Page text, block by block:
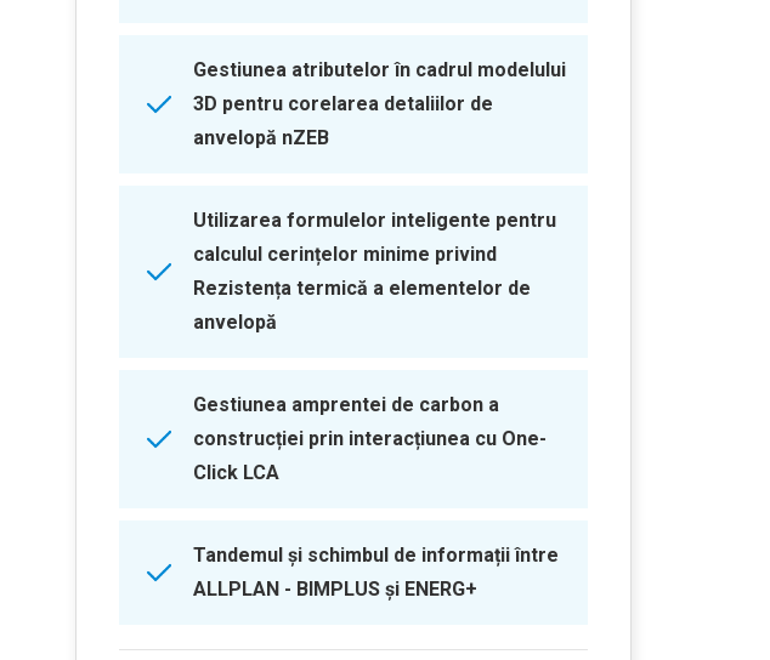
Gestiunea atributelor în cadrul modelului
3D pentru corelarea detaliilor de
anvelopă nZEB
Utilizarea formulelor inteligente pentru
calculul cerințelor minime privind
Rezistența termică a elementelor de
anvelopă
Gestiunea amprentei de carbon a
construcției prin interacțiunea cu One-
Click LCA
Tandemul și schimbul de informații între
ALLPLAN - BIMPLUS și ENERG+